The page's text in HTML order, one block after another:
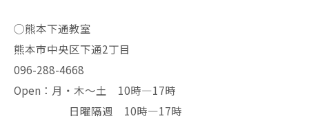
◯熊本下通教室
熊本市中央区下通2丁目
096-288-4668
Open：月・木〜土 10時—17時
日曜隔週 10時—17時